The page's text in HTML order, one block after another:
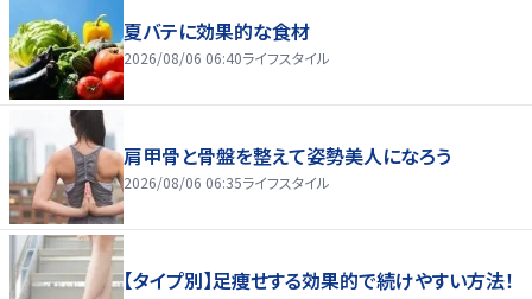
夏バテに効果的な食材
2026/08/06 06:40ライフスタイル
肩甲骨と骨盤を整えて姿勢美人になろう
2026/08/06 06:35ライフスタイル
【タイプ別】足痩せする効果的で続けやすい方法！